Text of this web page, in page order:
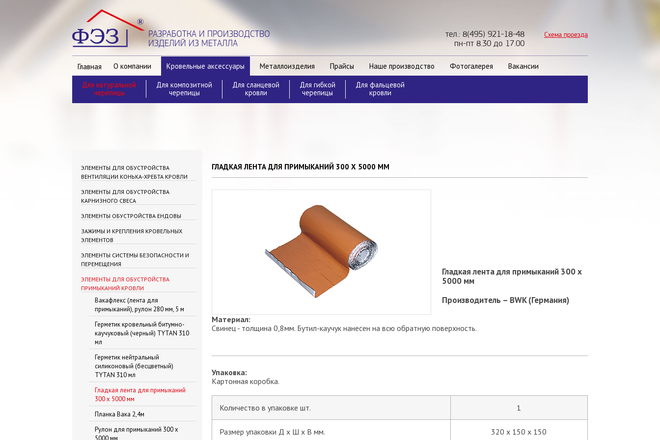
РАЗРАБОТКА И ПРОИЗВОДСТВО
ИЗДЕЛИЙ ИЗ МЕТАЛЛА
Схема проезда
тел.: 8(495) 921-18-48
пн-пт 8.30 до 17.00
Главная О компании
Кровельные аксессуары
Для натуральной
черепицы
Для композитной
черепицы
Для сланцевой
кровли
Для гибкой
черепицы
Для фальцевой
кровли
Металлоизделия Прайсы Наше производство Фотогалерея Вакансии
Контакты
ЭЛЕМЕНТЫ ДЛЯ ОБУСТРОЙСТВА
ВЕНТИЛЯЦИИ КОНЬКА-ХРЕБТА КРОВЛИ
ЭЛЕМЕНТЫ ДЛЯ ОБУСТРОЙСТВА
КАРНИЗНОГО СВЕСА
ЭЛЕМЕНТЫ ОБУСТРОЙСТВА ЕНДОВЫ
ЗАЖИМЫ И КРЕПЛЕНИЯ КРОВЕЛЬНЫХ
ЭЛЕМЕНТОВ
ЭЛЕМЕНТЫ СИСТЕМЫ БЕЗОПАСНОСТИ И
ПЕРЕМЕЩЕНИЯ
ЭЛЕМЕНТЫ ДЛЯ ОБУСТРОЙСТВА
ПРИМЫКАНИЙ КРОВЛИ
Вакафлекс (лента для
примыканий), рулон 280 мм, 5 м
Герметик кровельный битумно-
каучуковый (черный) TYTAN 310
мл
Герметик нейтральный
силиконовый (бесцветный)
TYTAN 310 мл
Гладкая лента для примыканий
300 х 5000 мм
Планка Вака 2,4м
Рулон для примыканий 300 х
5000 мм
ГЛАДКАЯ ЛЕНТА ДЛЯ ПРИМЫКАНИЙ 300 Х 5000 ММ
Гладкая лента для примыканий 300 х
5000 мм
Производитель – BWK (Германия)
Материал:
Свинец - толщина 0,8мм. Бутил-каучук нанесен на всю обратную поверхность.
Упаковка:
Картонная коробка.
Количество в упаковке шт. 1
Размер упаковки Д х Ш х В мм. 320 х 150 х 150